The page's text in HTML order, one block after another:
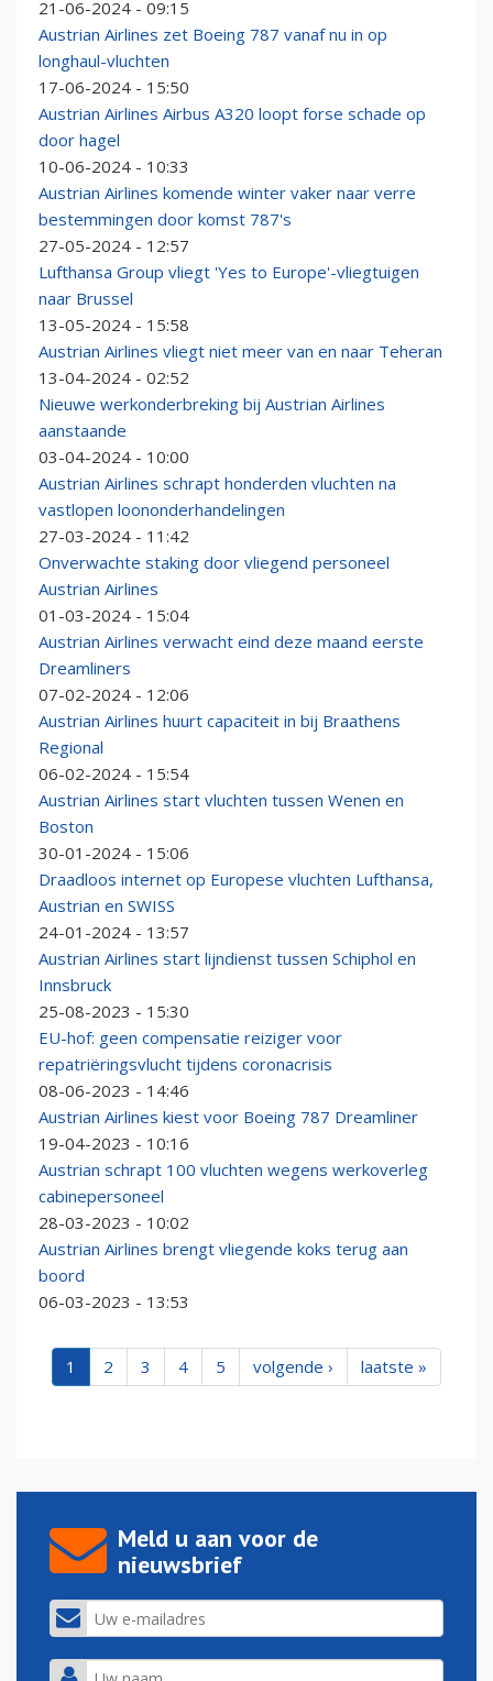
21-06-2024 - 09:15
Austrian Airlines zet Boeing 787 vanaf nu in op
longhaul-vluchten
17-06-2024 - 15:50
Austrian Airlines Airbus A320 loopt forse schade op
door hagel
10-06-2024 - 10:33
Austrian Airlines komende winter vaker naar verre
bestemmingen door komst 787's
27-05-2024 - 12:57
Lufthansa Group vliegt 'Yes to Europe'-vliegtuigen
naar Brussel
13-05-2024 - 15:58
Austrian Airlines vliegt niet meer van en naar Teheran
13-04-2024 - 02:52
Nieuwe werkonderbreking bij Austrian Airlines
aanstaande
03-04-2024 - 10:00
Austrian Airlines schrapt honderden vluchten na
vastlopen loononderhandelingen
27-03-2024 - 11:42
Onverwachte staking door vliegend personeel
Austrian Airlines
01-03-2024 - 15:04
Austrian Airlines verwacht eind deze maand eerste
Dreamliners
07-02-2024 - 12:06
Austrian Airlines huurt capaciteit in bij Braathens
Regional
06-02-2024 - 15:54
Austrian Airlines start vluchten tussen Wenen en
Boston
30-01-2024 - 15:06
Draadloos internet op Europese vluchten Lufthansa,
Austrian en SWISS
24-01-2024 - 13:57
Austrian Airlines start lijndienst tussen Schiphol en
Innsbruck
25-08-2023 - 15:30
EU-hof: geen compensatie reiziger voor
repatriëringsvlucht tijdens coronacrisis
08-06-2023 - 14:46
Austrian Airlines kiest voor Boeing 787 Dreamliner
19-04-2023 - 10:16
Austrian schrapt 100 vluchten wegens werkoverleg
cabinepersoneel
28-03-2023 - 10:02
Austrian Airlines brengt vliegende koks terug aan
boord
06-03-2023 - 13:53
1 2 3 4 5 volgende › laatste »
Meld u aan voor de
nieuwsbrief